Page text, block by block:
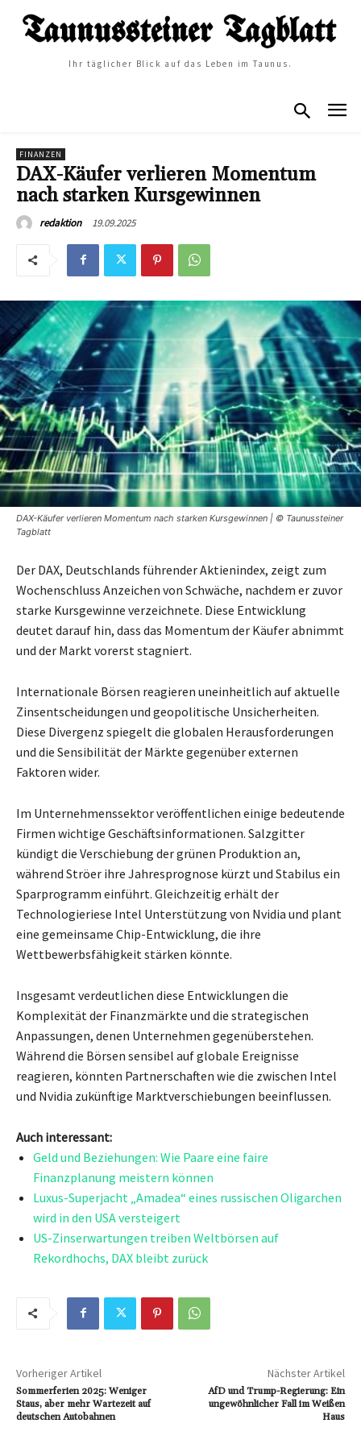
Ihr täglicher Blick auf das Leben im Taunus.
FINANZEN
DAX-Käufer verlieren Momentum
nach starken Kursgewinnen
redaktion 19.09.2025
DAX-Käufer verlieren Momentum nach starken Kursgewinnen | © Taunussteiner
Tagblatt
Der DAX, Deutschlands führender Aktienindex, zeigt zum
Wochenschluss Anzeichen von Schwäche, nachdem er zuvor
starke Kursgewinne verzeichnete. Diese Entwicklung
deutet darauf hin, dass das Momentum der Käufer abnimmt
und der Markt vorerst stagniert.
Internationale Börsen reagieren uneinheitlich auf aktuelle
Zinsentscheidungen und geopolitische Unsicherheiten.
Diese Divergenz spiegelt die globalen Herausforderungen
und die Sensibilität der Märkte gegenüber externen
Faktoren wider.
Im Unternehmenssektor veröffentlichen einige bedeutende
Firmen wichtige Geschäftsinformationen. Salzgitter
kündigt die Verschiebung der grünen Produktion an,
während Ströer ihre Jahresprognose kürzt und Stabilus ein
Sparprogramm einführt. Gleichzeitig erhält der
Technologieriese Intel Unterstützung von Nvidia und plant
eine gemeinsame Chip-Entwicklung, die ihre
Wettbewerbsfähigkeit stärken könnte.
Insgesamt verdeutlichen diese Entwicklungen die
Komplexität der Finanzmärkte und die strategischen
Anpassungen, denen Unternehmen gegenüberstehen.
Während die Börsen sensibel auf globale Ereignisse
reagieren, könnten Partnerschaften wie die zwischen Intel
und Nvidia zukünftige Marktverschiebungen beeinflussen.
Auch interessant:
Geld und Beziehungen: Wie Paare eine faire
Finanzplanung meistern können
Luxus-Superjacht „Amadea“ eines russischen Oligarchen
wird in den USA versteigert
US-Zinserwartungen treiben Weltbörsen auf
Rekordhochs, DAX bleibt zurück
Vorheriger Artikel
Sommerferien 2025: Weniger
Staus, aber mehr Wartezeit auf
deutschen Autobahnen
Nächster Artikel
AfD und Trump-Regierung: Ein
ungewöhnlicher Fall im Weißen
Haus